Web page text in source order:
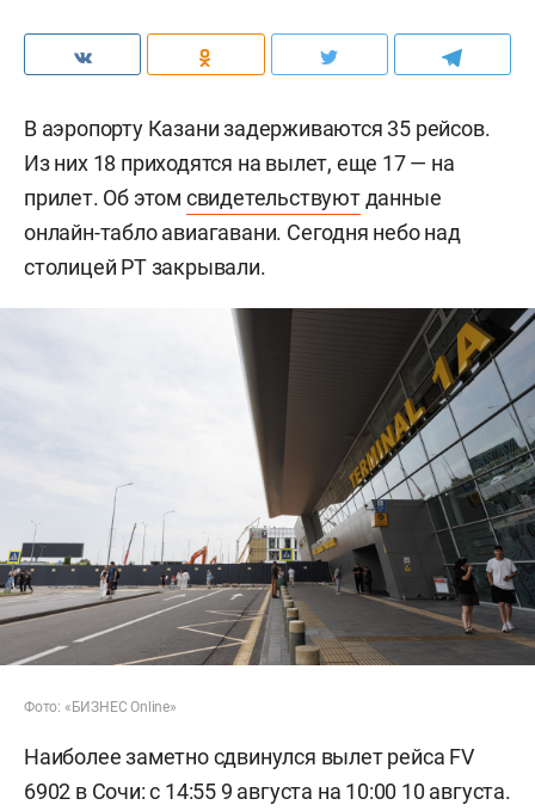
В аэропорту Казани задерживаются 35 рейсов.
Из них 18 приходятся на вылет, еще 17 — на
прилет. Об этом свидетельствуютданные
онлайн-табло авиагавани. Сегодня небо над
столицей РТ закрывали.
Фото: «БИЗНЕС Online»
Наиболее заметно сдвинулся вылет рейса FV
6902 в Сочи: с 14:55 9 августа на 10:00 10 августа.